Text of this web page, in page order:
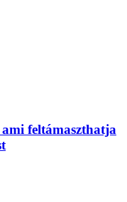
feltámaszthatja